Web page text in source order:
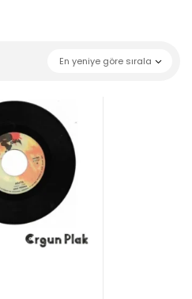
En yeniye göre sırala